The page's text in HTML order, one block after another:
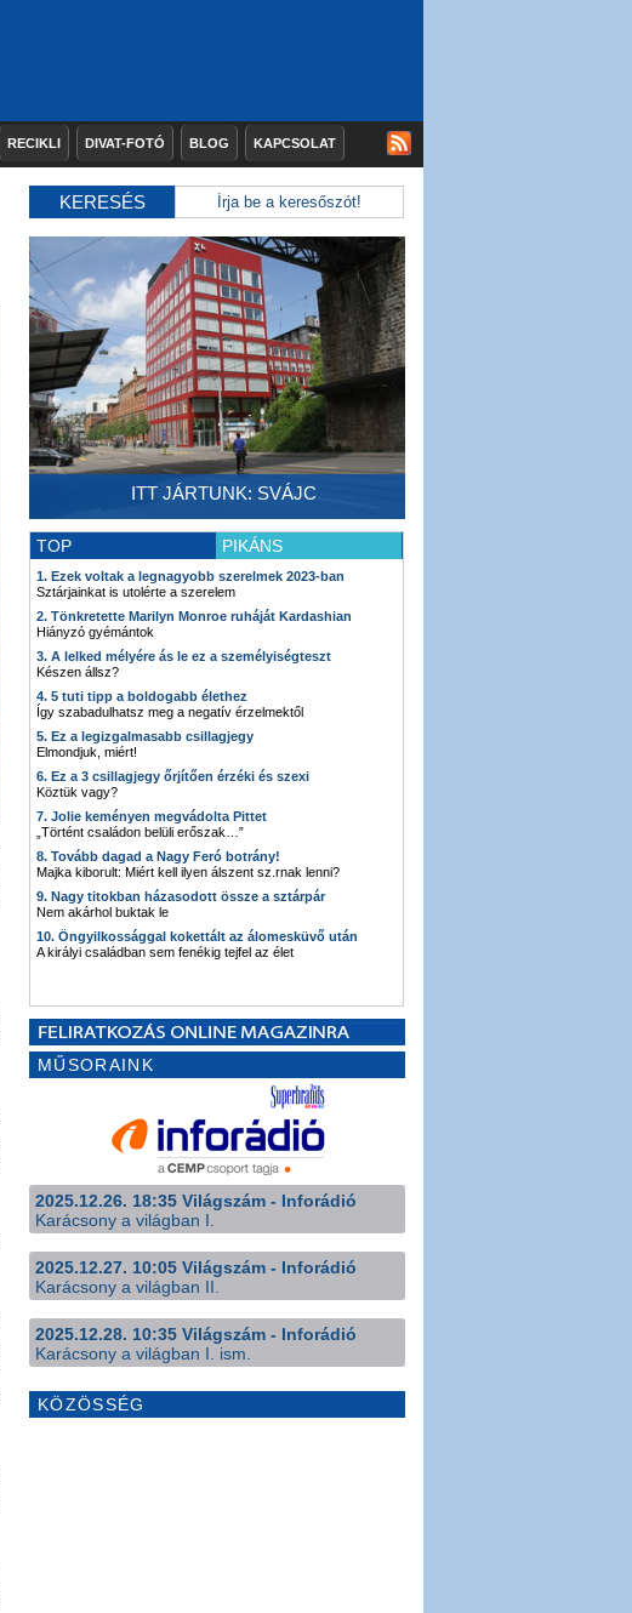
RECIKLI DIVAT-FOTÓ BLOG KAPCSOLAT
KERESÉS
ITT JÁRTUNK: SVÁJC
TOP PIKÁNS
1. Ezek voltak a legnagyobb szerelmek 2023-ban
Sztárjainkat is utolérte a szerelem
2. Tönkretette Marilyn Monroe ruháját Kardashian
Hiányzó gyémántok
3. A lelked mélyére ás le ez a személyiségteszt
Készen állsz?
4. 5 tuti tipp a boldogabb élethez
Így szabadulhatsz meg a negatív érzelmektől
5. Ez a legizgalmasabb csillagjegy
Elmondjuk, miért!
6. Ez a 3 csillagjegy őrjítően érzéki és szexi
Köztük vagy?
7. Jolie keményen megvádolta Pittet
„Történt családon belüli erőszak…”
8. Tovább dagad a Nagy Feró botrány!
Majka kiborult: Miért kell ilyen álszent sz.rnak lenni?
9. Nagy titokban házasodott össze a sztárpár
Nem akárhol buktak le
10. Öngyilkossággal kokettált az álomesküvő után
A királyi családban sem fenékig tejfel az élet
MŰSORAINK
2025.12.26. 18:35 Világszám - Inforádió
Karácsony a világban I.
2025.12.27. 10:05 Világszám - Inforádió
Karácsony a világban II.
2025.12.28. 10:35 Világszám - Inforádió
Karácsony a világban I. ism.
KÖZÖSSÉG